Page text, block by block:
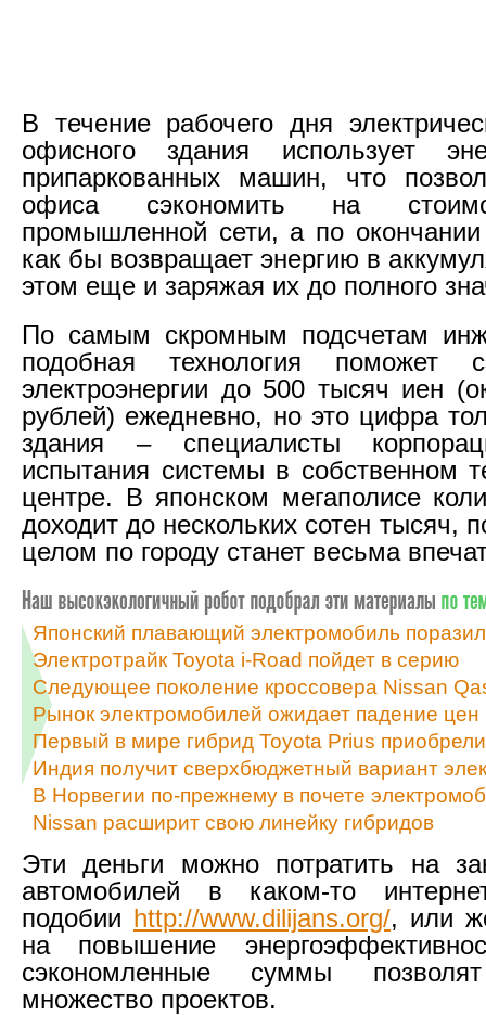
В течение рабочего дня
офисного здания использует
припаркованных машин, что
офиса сэкономить на
промышленной сети, а по
как бы возвращает энергию в
этом еще и заряжая их до полного
По самым скромным подсчетам
подобная технология поможет
электроэнергии до 500 тысяч иен
рублей) ежедневно, но это цифра
здания – специалисты
испытания системы в собственном
центре. В японском мегаполисе
доходит до нескольких сотен тысяч,
целом по городу станет весьма
Японский плавающий электромобиль
Электротрайк Toyota i-Road пойдет в серию
Следующее поколение кроссовера Nissan
Рынок электромобилей ожидает падение цен
Первый в мире гибрид Toyota Prius
Индия получит сверхбюджетный вариант
В Норвегии по-прежнему в почете
Nissan расширит свою линейку гибридов
Эти деньги можно потратить на
автомобилей в каком-то
подобии http://www.dilijans.org/, или
на повышение
сэкономленные суммы
множество проектов.